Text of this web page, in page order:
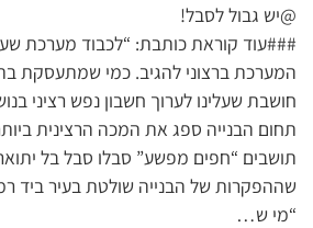
@יש גבול לסבל!
###עוד קוראת כותבת: “לכבוד מערכת
המערכת ברצוני להגיב. כמי שמתעסקת
חושבת שעלינו לערוך חשבון נפש רציני
תחום הבנייה ספג את המכה הרצינית
תושבים “חפים מפשע” סבלו סבל בל
שההפקרות של הבנייה שולטת בעיר ביד
“מי ש…